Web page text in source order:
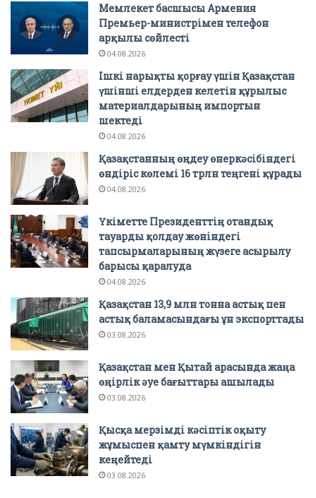
Мемлекет басшысы Армения
Премьер-министрімен телефон
арқылы сөйлесті
04.08.2026
Ішкі нарықты қорғау үшін Қазақстан
үшінші елдерден келетін құрылыс
материалдарының импортын
шектеді
04.08.2026
Қазақстанның өңдеу өнеркәсібіндегі
өндіріс көлемі 16 трлн теңгені құрады
04.08.2026
Үкіметте Президенттің отандық
тауарды қолдау жөніндегі
тапсырмаларының жүзеге асырылу
барысы қаралуда
04.08.2026
Қазақстан 13,9 млн тонна астық пен
астық баламасындағы ұн экспорттады
03.08.2026
Қазақстан мен Қытай арасында жаңа
өңірлік әуе бағыттары ашылады
03.08.2026
Қысқа мерзімді кәсіптік оқыту
жұмыспен қамту мүмкіндігін
кеңейтеді
03.08.2026